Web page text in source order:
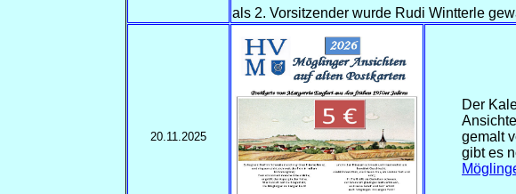
als 2. Vorsitzender wurde Rudi Wintterle
20.11.2025
Der
gemalt
gibt es